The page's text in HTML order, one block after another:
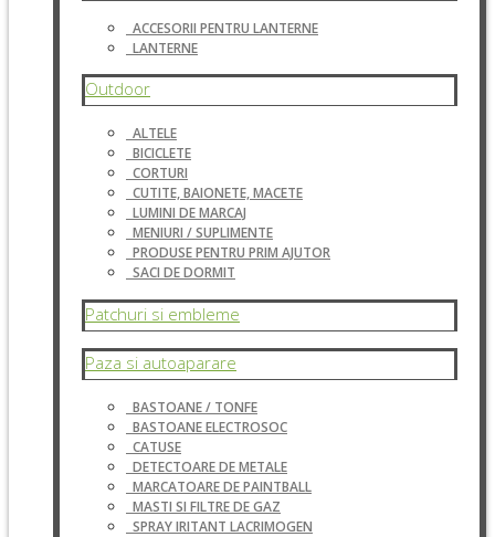
ACCESORII PENTRU LANTERNE
LANTERNE
Outdoor
ALTELE
BICICLETE
CORTURI
CUTITE, BAIONETE, MACETE
LUMINI DE MARCAJ
MENIURI / SUPLIMENTE
PRODUSE PENTRU PRIM AJUTOR
SACI DE DORMIT
Patchuri si embleme
Paza si autoaparare
BASTOANE / TONFE
BASTOANE ELECTROSOC
CATUSE
DETECTOARE DE METALE
MARCATOARE DE PAINTBALL
MASTI SI FILTRE DE GAZ
SPRAY IRITANT LACRIMOGEN